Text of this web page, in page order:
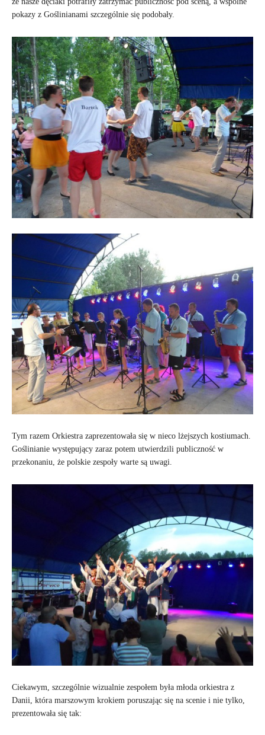
pokazy z Goślinianami szczególnie się podobały.
Tym razem Orkiestra zaprezentowała się w nieco lżejszych kostiumach.
Goślinianie występujący zaraz potem utwierdzili publiczność w
przekonaniu, że polskie zespoły warte są uwagi.
Ciekawym, szczególnie wizualnie zespołem była młoda orkiestra z
Danii, która marszowym krokiem poruszając się na scenie i nie tylko,
prezentowała się tak: